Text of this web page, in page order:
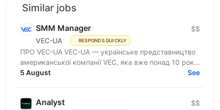
Similar jobs
SMM Manager
VEC-UA RESPONDS QUICKLY
$$
ПРО VEC-UA VEC-UA — українське представництво
американської компанії VEC, яка вже понад 10 років
трансформує будівельну галузь за допомогою BIM
5 August See
Analyst $$